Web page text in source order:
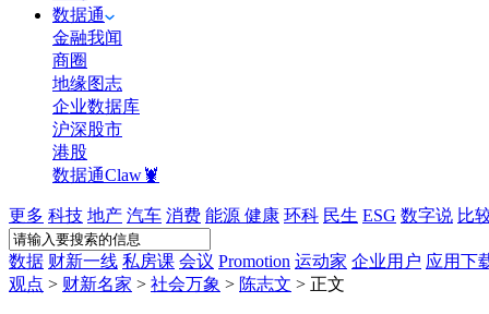
数据通
金融我闻
商圈
地缘图志
企业数据库
沪深股市
港股
数据通Claw🦞
更多 科技 地产 汽车 消费 能源 健康 环科 民生 ESG 数字说 比
数据 财新一线 私房课 会议 Promotion 运动家 企业用户 应用下
观点 > 财新名家 > 社会万象 > 陈志文 > 正文